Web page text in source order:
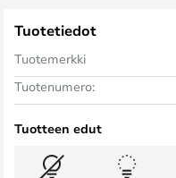
Tuotetiedot
Tuotemerkki
Tuotenumero:
Tuotteen edut